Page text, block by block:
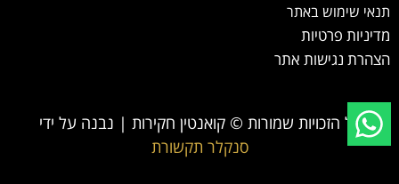
תנאי שימוש באתר
מדיניות פרטיות
הצהרת נגישות אתר
כל הזכויות שמורות © קואנטין חקירות | נבנה על ידי
סנקלר תקשורת